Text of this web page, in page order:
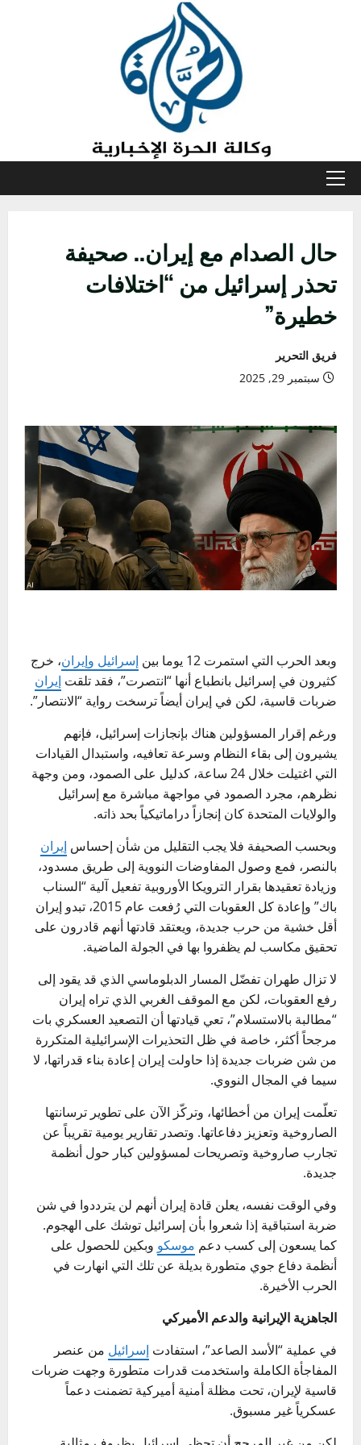
القائمة
حال الصدام مع إيران.. صحيفة
تحذر إسرائيل من “اختلافات
خطيرة”
فريق التحرير
سبتمبر 29, 2025
وبعد الحرب التي استمرت 12 يوما بين إسرائيل وإيران، خرج
كثيرون في إسرائيل بانطباع أنها “انتصرت”، فقد تلقت إيران
ضربات قاسية، لكن في إيران أيضاً ترسخت رواية “الانتصار”.
ورغم إقرار المسؤولين هناك بإنجازات إسرائيل، فإنهم
يشيرون إلى بقاء النظام وسرعة تعافيه، واستبدال القيادات
التي اغتيلت خلال 24 ساعة، كدليل على الصمود، ومن وجهة
نظرهم، مجرد الصمود في مواجهة مباشرة مع إسرائيل
والولايات المتحدة كان إنجازاً دراماتيكياً بحد ذاته.
وبحسب الصحيفة فلا يجب التقليل من شأن إحساس إيران
بالنصر، فمع وصول المفاوضات النووية إلى طريق مسدود،
وزيادة تعقيدها بقرار الترويكا الأوروبية تفعيل آلية “السناب
باك” وإعادة كل العقوبات التي رُفعت عام 2015، تبدو إيران
أقل خشية من حرب جديدة، ويعتقد قادتها أنهم قادرون على
تحقيق مكاسب لم يظفروا بها في الجولة الماضية.
لا تزال طهران تفضّل المسار الدبلوماسي الذي قد يقود إلى
رفع العقوبات، لكن مع الموقف الغربي الذي تراه إيران
“مطالبة بالاستسلام”، تعي قيادتها أن التصعيد العسكري بات
مرجحاً أكثر، خاصة في ظل التحذيرات الإسرائيلية المتكررة
من شن ضربات جديدة إذا حاولت إيران إعادة بناء قدراتها، لا
سيما في المجال النووي.
تعلّمت إيران من أخطائها، وتركّز الآن على تطوير ترسانتها
الصاروخية وتعزيز دفاعاتها. وتصدر تقارير يومية تقريباً عن
تجارب صاروخية وتصريحات لمسؤولين كبار حول أنظمة
جديدة.
وفي الوقت نفسه، يعلن قادة إيران أنهم لن يترددوا في شن
ضربة استباقية إذا شعروا بأن إسرائيل توشك على الهجوم.
كما يسعون إلى كسب دعم موسكو وبكين للحصول على
أنظمة دفاع جوي متطورة بديلة عن تلك التي انهارت في
الحرب الأخيرة.
الجاهزية الإيرانية والدعم الأميركي
في عملية “الأسد الصاعد”، استفادت إسرائيل من عنصر
المفاجأة الكاملة واستخدمت قدرات متطورة وجهت ضربات
قاسية لإيران، تحت مظلة أمنية أميركية تضمنت دعماً
عسكرياً غير مسبوق.